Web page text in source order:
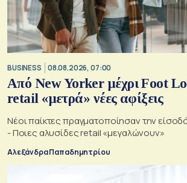
BUSINESS 08.08.2026, 07:00
Από New Yorker μέχρι Foot
retail «μετρά» νέες αφίξεις
Νέοι παίκτες πραγματοποίησαν την
- Ποιες αλυσίδες retail «μεγαλώνουν»
Αλεξάνδρα Παπαδημητρίου